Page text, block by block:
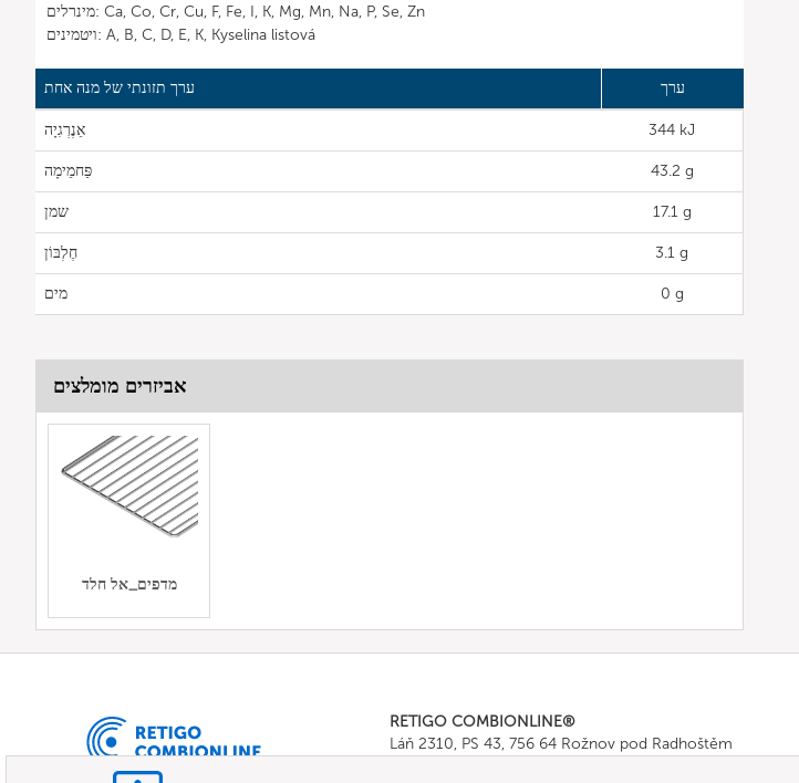
מינרלים: Ca, Co, Cr, Cu, F, Fe, I, K, Mg, Mn, Na, P, Se, Zn
ויטמינים: A, B, C, D, E, K, Kyselina listová
ערך תזונתי של מנה אחת ערך
אֵנֶרְגִיָה 344 kJ
פַּחמֵימָה 43.2 g
שמן 17.1 g
חֶלְבּוֹן 3.1 g
מים 0 g
אביזרים מומלצים
מדפים_אל חלד
RETIGO COMBIONLINE®
Láň 2310, PS 43, 756 64 Rožnov pod Radhoštěm